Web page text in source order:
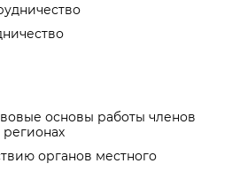
основы работы членов
органов местного